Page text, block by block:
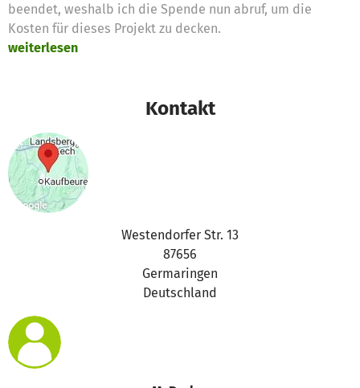
beendet, weshalb ich die Spende nun abruf, um die
Kosten für dieses Projekt zu decken.
weiterlesen
Kontakt
Westendorfer Str. 13
87656
Germaringen
Deutschland